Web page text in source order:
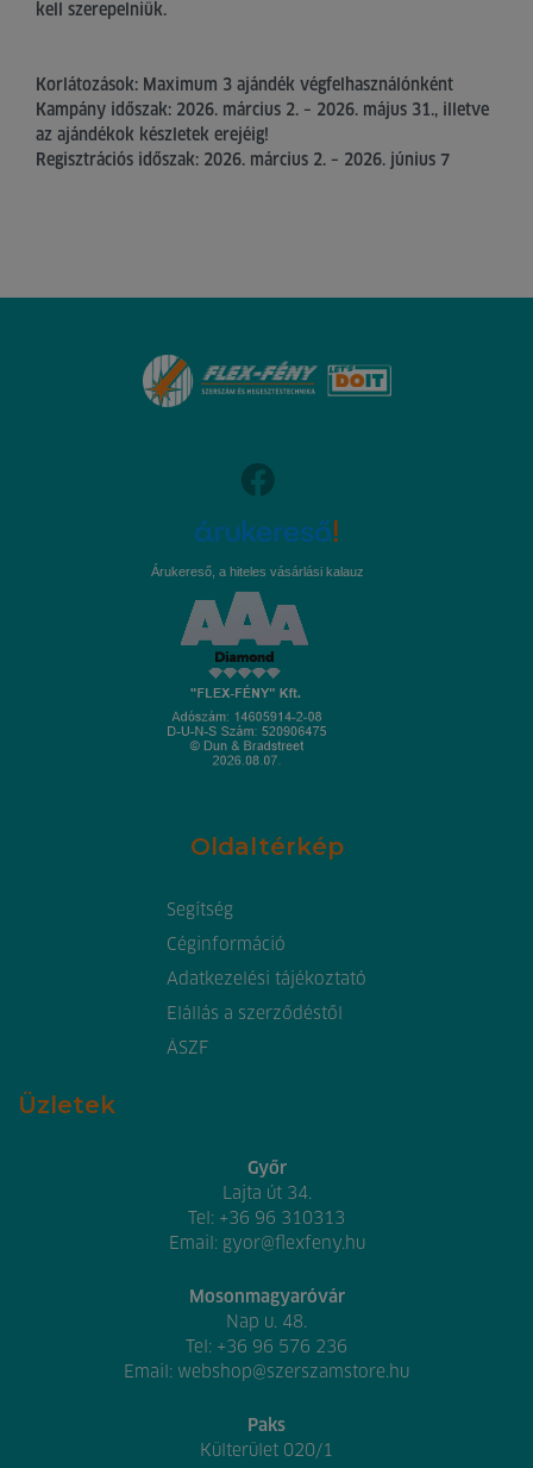
kell szerepelniük.
Korlátozások: Maximum 3 ajándék végfelhasználónként
Kampány időszak: 2026. március 2. – 2026. május 31., illetve
az ajándékok készletek erejéig!
Regisztrációs időszak: 2026. március 2. – 2026. június 7
Árukereső, a hiteles vásárlási kalauz
Oldaltérkép
Segítség
Céginformáció
Adatkezelési tájékoztató
Elállás a szerződéstől
ÁSZF
Üzletek
Győr
Lajta út 34.
Tel: +36 96 310313
Email: gyor@flexfeny.hu
Mosonmagyaróvár
Nap u. 48.
Tel: +36 96 576 236
Email: webshop@szerszamstore.hu
Paks
Külterület 020/1